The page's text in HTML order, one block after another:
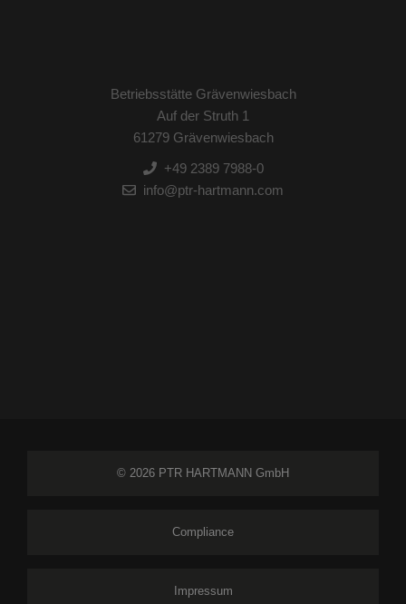
Betriebsstätte Grävenwiesbach
Auf der Struth 1
61279 Grävenwiesbach
+49 2389 7988-0
info@ptr-hartmann.com
© 2026 PTR HARTMANN GmbH
Compliance
Impressum